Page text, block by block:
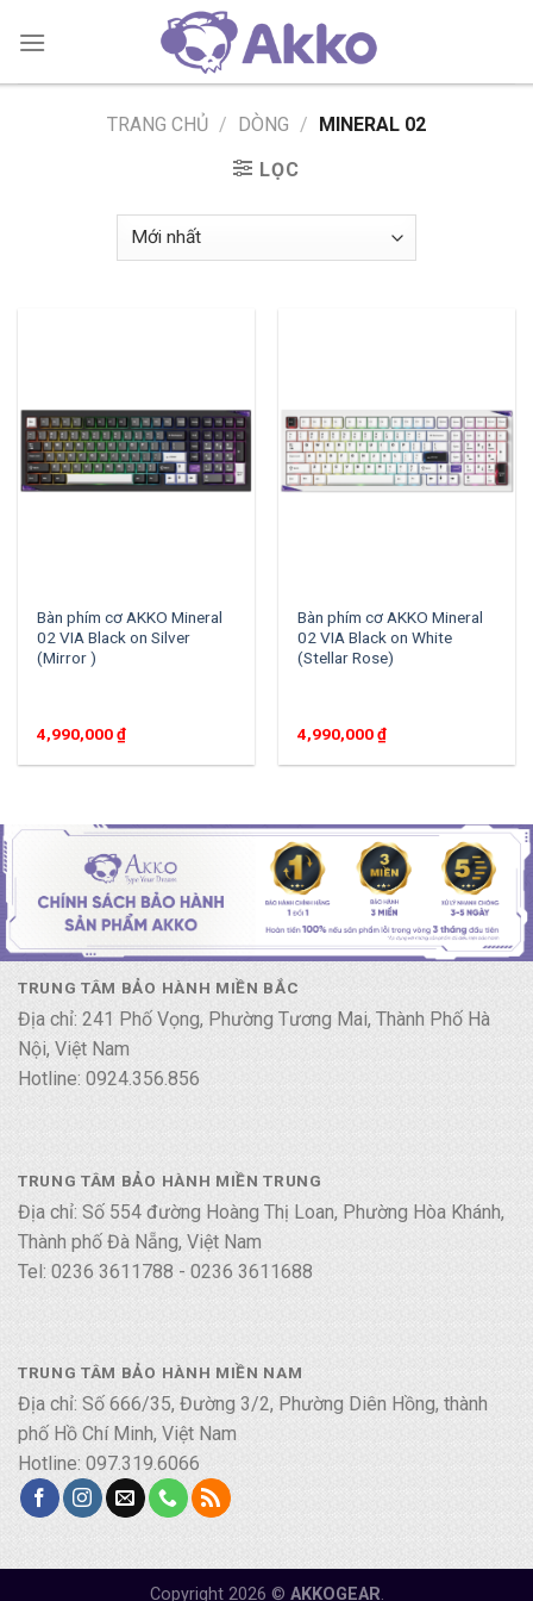
TRANG CHỦ / DÒNG / MINERAL 02
LỌC
Bàn phím cơ AKKO Mineral
02 VIA Black on Silver
(Mirror )
4,990,000₫
Bàn phím cơ AKKO Mineral
02 VIA Black on White
(Stellar Rose)
4,990,000₫
TRUNG TÂM BẢO HÀNH MIỀN BẮC
Địa chỉ: 241 Phố Vọng, Phường Tương Mai, Thành Phố Hà
Nội, Việt Nam
Hotline: 0924.356.856
TRUNG TÂM BẢO HÀNH MIỀN TRUNG
Địa chỉ: Số 554 đường Hoàng Thị Loan, Phường Hòa Khánh,
Thành phố Đà Nẵng, Việt Nam
Tel: 0236 3611788 - 0236 3611688
TRUNG TÂM BẢO HÀNH MIỀN NAM
Địa chỉ: Số 666/35, Đường 3/2, Phường Diên Hồng, thành
phố Hồ Chí Minh, Việt Nam
Hotline: 097.319.6066
Copyright 2026 © AKKOGEAR.